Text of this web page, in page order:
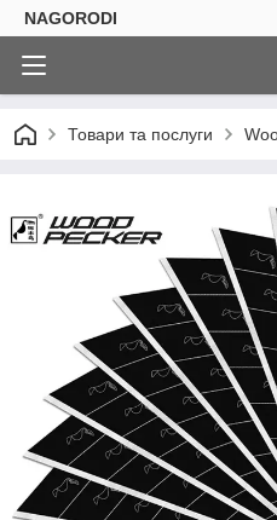
NAGORODI
Товари та послуги